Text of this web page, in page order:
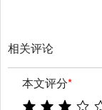
相关评论
本文评分*